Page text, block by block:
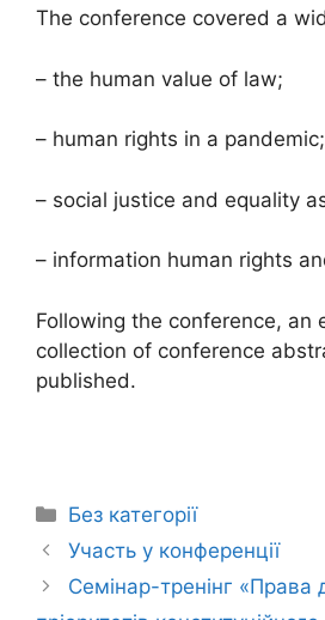
The conference covered a
– the human value of law;
– human rights in a pandemic;
– social justice and equality
– information human rights
Following the conference, an
collection of conference
published.
Без категорії
Участь у конференції
Семінар-тренінг «Права